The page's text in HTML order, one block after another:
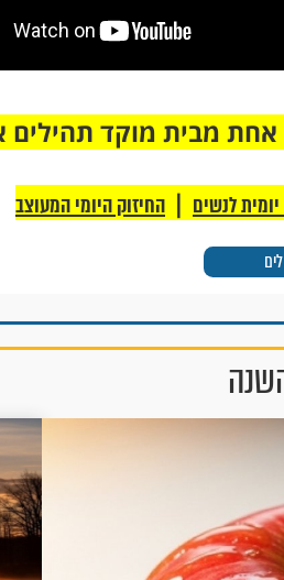
לנשים | החיזוק היומי המעוצב